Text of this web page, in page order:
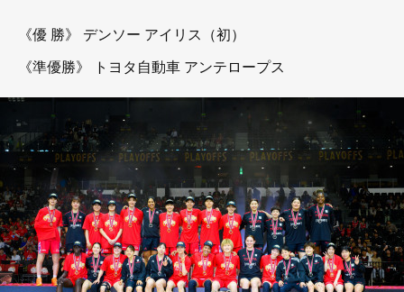
《優 勝》 デンソー アイリス（初）
《準優勝》 トヨタ自動車 アンテロープス